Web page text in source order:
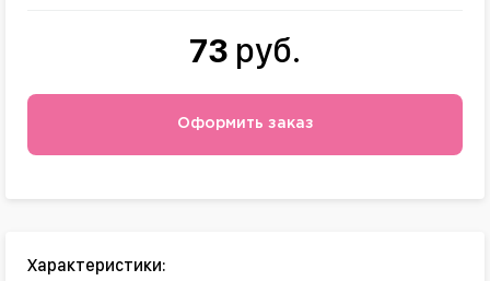
73 руб.
Оформить заказ
Характеристики: